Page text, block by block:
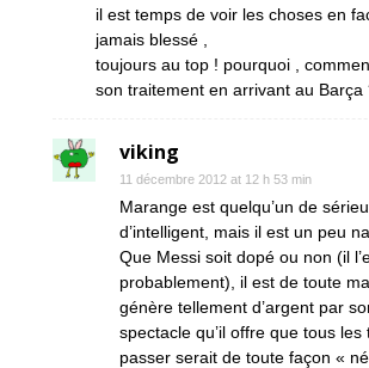
il est temps de voir les choses en
jamais blessé ,
toujours au top ! pourquoi ,
son traitement en arrivant au Barça
viking
11 décembre 2012 at 12 h 53 min
Marange est quelqu’un de
d’intelligent, mais il est un peu
Que Messi soit dopé ou non (il
probablement), il est de toute
génère tellement d’argent par
spectacle qu’il offre que tous les
passer serait de toute façon «